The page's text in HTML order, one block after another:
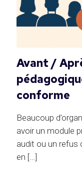
Avant /
conforme
Beaucoup
avoir un module
audit ou un refus
en […]